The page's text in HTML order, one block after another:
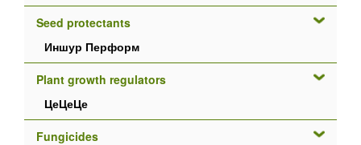
Seed protectants
Иншур Перформ
Plant growth regulators
ЦеЦеЦе
Fungicides